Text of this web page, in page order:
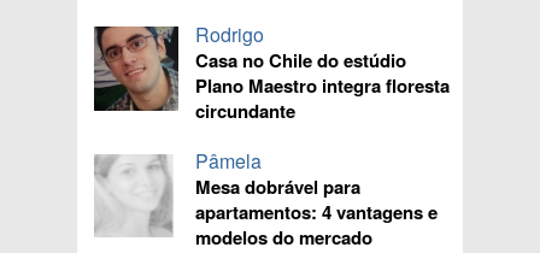
Rodrigo
Casa no Chile do estúdio
Plano Maestro integra floresta
circundante
Pâmela
Mesa dobrável para
apartamentos: 4 vantagens e
modelos do mercado